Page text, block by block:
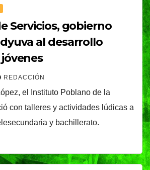
Servicios, gobierno
al desarrollo
REDACCIÓN
el Instituto Poblano de la
con talleres y actividades lúdicas a
y bachillerato.